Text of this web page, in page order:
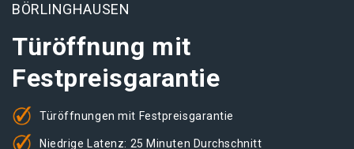
BÖRLINGHAUSEN
Türöffnung mit
Festpreisgarantie
Türöffnungen mit Festpreisgarantie
Niedrige Latenz: 25 Minuten Durchschnitt